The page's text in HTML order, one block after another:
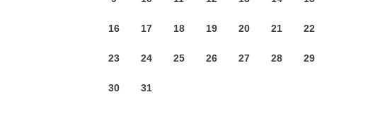
16 17 18 19 20 21 22
23 24 25 26 27 28 29
30 31